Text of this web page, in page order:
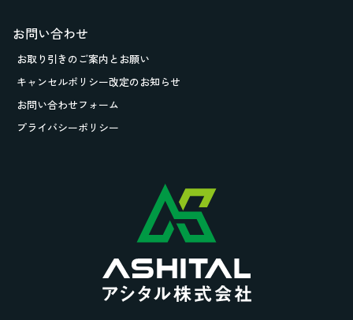
お問い合わせ
お取り引きのご案内とお願い
キャンセルポリシー改定のお知らせ
お問い合わせフォーム
プライバシーポリシー